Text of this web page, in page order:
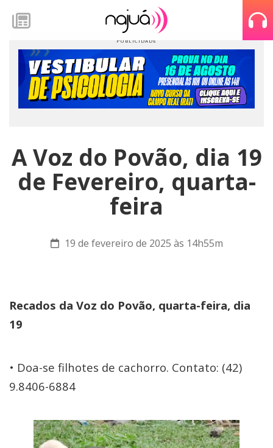
A Voz do Povão, dia 19
de Fevereiro, quarta-
feira
19 de fevereiro de 2025 às 14h55m
Recados da Voz do Povão, quarta-feira, dia
19
• Doa-se filhotes de cachorro. Contato: (42)
9.8406-6884